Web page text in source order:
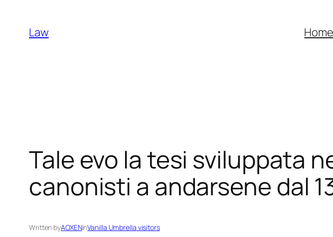
content
Law
Tale evo la tesi sviluppata
canonisti a andarsene dal
Written byAOXENinVanilla Umbrella visitors